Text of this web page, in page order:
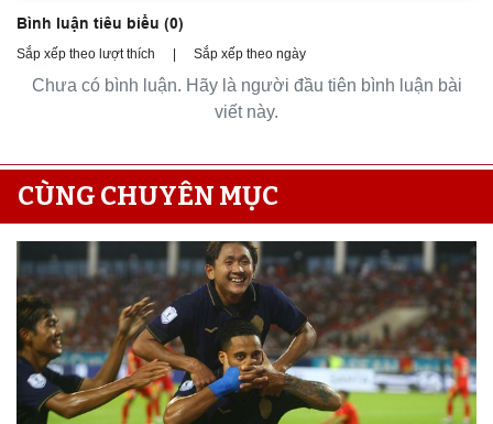
Bình luận tiêu biểu (0)
Sắp xếp theo lượt thích Sắp xếp theo ngày
Chưa có bình luận. Hãy là người đầu tiên bình luận bài
viết này.
CÙNG CHUYÊN MỤC